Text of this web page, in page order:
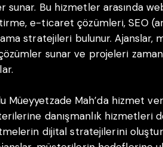
Bu hizmetler arasında
e-ticaret çözümleri, SEO
stratejileri bulunur. Ajanslar,
sunar ve projeleri
Müeyyetzade Mah’da hizmet
danışmanlık hizmetleri
dijital stratejilerini